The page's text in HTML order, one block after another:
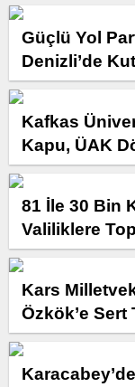
Güçlü Yol
Denizli’de
Kafkas
Kapu, ÜAK
Devretti
81 İle 30 Bin
Valiliklere
Kontenjanı
Kars
Özkök’e Sert
Hiçbir Güç